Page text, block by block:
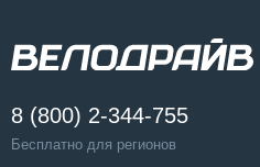
8 (800) 2-344-755
Бесплатно для регионов